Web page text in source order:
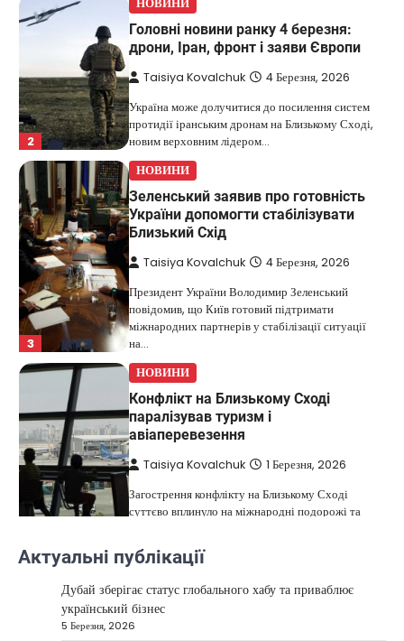
2
НОВИНИ
Головні новини ранку 4 березня:
дрони, Іран, фронт і заяви Європи
Taisiya Kovalchuk 4 Березня, 2026
Україна може долучитися до посилення систем
протидії іранським дронам на Близькому Сході,
новим верховним лідером…
3
НОВИНИ
Зеленський заявив про готовність
України допомогти стабілізувати
Близький Схід
Taisiya Kovalchuk 4 Березня, 2026
Президент України Володимир Зеленський
повідомив, що Київ готовий підтримати
міжнародних партнерів у стабілізації ситуації
на…
НОВИНИ
Конфлікт на Близькому Сході
паралізував туризм і
авіаперевезення
Taisiya Kovalchuk 1 Березня, 2026
Загострення конфлікту на Близькому Сході
суттєво вплинуло на міжнародні подорожі та
НОВИНИ
США не відкидають можливість
удару по Ірану у разі провалу
переговорів
Актуальні публікації
Дубай зберігає статус глобального хабу та приваблює
український бізнес
5 Березня, 2026